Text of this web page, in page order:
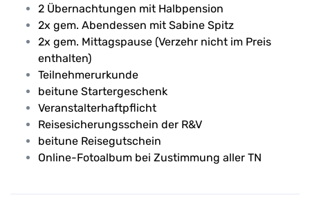
2 Übernachtungen mit Halbpension
2x gem. Abendessen mit Sabine Spitz
2x gem. Mittagspause (Verzehr nicht im Preis
enthalten)
Teilnehmerurkunde
beitune Startergeschenk
Veranstalterhaftpflicht
Reisesicherungsschein der R&V
beitune Reisegutschein
Online-Fotoalbum bei Zustimmung aller TN